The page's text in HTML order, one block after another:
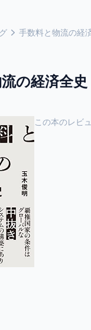
手数料と物流の経
の経済全史
この本のレビ